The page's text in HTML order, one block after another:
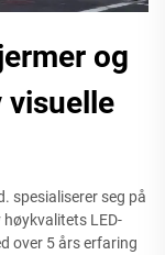
og
visuelle
spesialiserer seg på
LED-
over 5 års erfaring